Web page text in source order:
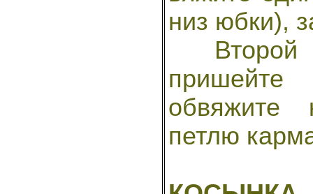
низ юбки),
Второй
обвяжите
петлю